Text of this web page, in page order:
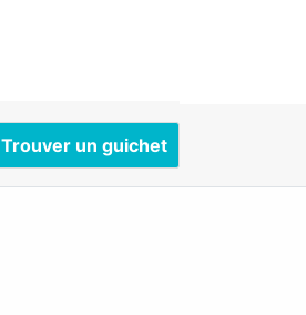
Trouver un guichet